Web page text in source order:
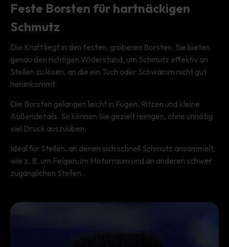
Feste Borsten für hartnäckigen
Schmutz
Die Kraft liegt in den festen, gröberen Borsten. Sie bieten
genau den richtigen Widerstand, um Schmutz effektiv an
Stellen zu lösen, an die ein Tuch oder Schwamm nicht gut
herankommt.
Die Borsten gelangen leicht in Fugen, Ritzen und kleine
Außendetails. So können Sie gezielt reinigen, ohne unnötig
viel Druck auszuüben.
Ideal für Stellen, an denen sich schnell Schmutz ansammelt,
wie z. B. um Felgen, im Motorraum und an anderen schwer
zugänglichen Stellen.